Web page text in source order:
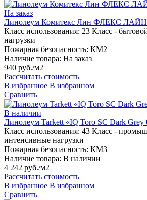
На заказ
Линолеум Комитекс Лин ФЛЕКС ЛАЙН
Класс использования: 23 Класс -
нагрузки
Пожарная безопасность: КМ2
Наличие товара: На заказ
940 руб./м2
Рассчитать стоимость
В избранное В избранном
Сравнить
В наличии
Линолеум Tarkett «IQ Toro SC Dark Grey
Класс использования: 43 Класс -
интенсивные нагрузки
Пожарная безопасность: КМ3
Наличие товара: В наличии
4 242 руб./м2
Рассчитать стоимость
В избранное В избранном
Сравнить